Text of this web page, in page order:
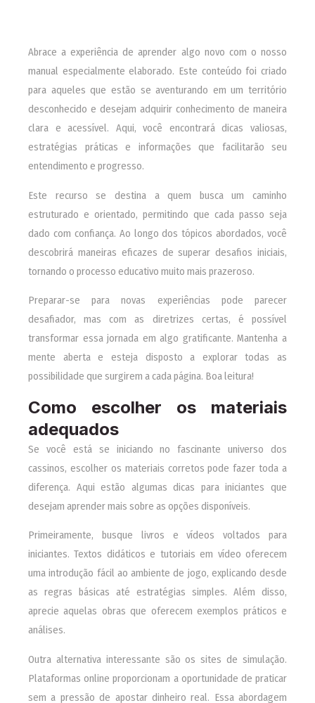
Abrace a experiência de aprender algo novo com o nosso
manual especialmente elaborado. Este conteúdo foi criado
para aqueles que estão se aventurando em um território
desconhecido e desejam adquirir conhecimento de maneira
clara e acessível. Aqui, você encontrará dicas valiosas,
estratégias práticas e informações que facilitarão seu
entendimento e progresso.
Este recurso se destina a quem busca um caminho
estruturado e orientado, permitindo que cada passo seja
dado com confiança. Ao longo dos tópicos abordados, você
descobrirá maneiras eficazes de superar desafios iniciais,
tornando o processo educativo muito mais prazeroso.
Preparar-se para novas experiências pode parecer
desafiador, mas com as diretrizes certas, é possível
transformar essa jornada em algo gratificante. Mantenha a
mente aberta e esteja disposto a explorar todas as
possibilidade que surgirem a cada página. Boa leitura!
Como escolher os materiais
adequados
Se você está se iniciando no fascinante universo dos
cassinos, escolher os materiais corretos pode fazer toda a
diferença. Aqui estão algumas dicas para iniciantes que
desejam aprender mais sobre as opções disponíveis.
Primeiramente, busque livros e vídeos voltados para
iniciantes. Textos didáticos e tutoriais em vídeo oferecem
uma introdução fácil ao ambiente de jogo, explicando desde
as regras básicas até estratégias simples. Além disso,
aprecie aquelas obras que oferecem exemplos práticos e
análises.
Outra alternativa interessante são os sites de simulação.
Plataformas online proporcionam a oportunidade de praticar
sem a pressão de apostar dinheiro real. Essa abordagem